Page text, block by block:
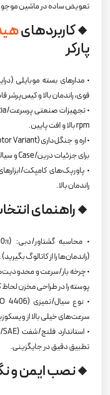
تعویض ساده در ماشین
🔸کاربردهای
پارکر
• مدارهای بسته موبایلی
قوی، راندمان بالا و کیس‌پرشر
rpm بالا و افت پایین.
برای جزئیات درین/Case و سیالات.
• پاورپک‌های کامپکت/
راندمان بالا.
🔸راهنمای
(راندمان‌ها را از کاتالوگ بگیرید).
• چرخه بار/سرعت و
پوسته را در طراحی مخزن لحاظ
سرعت‌های خیلی بالا از
تطبیق دقیق در جایگزینی.
🔸نصب ایمن و